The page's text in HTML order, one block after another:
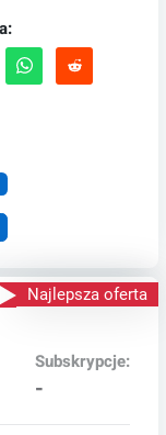
27 oferuje
lic...
Najlepsza oferta
Subskrypcje:
-